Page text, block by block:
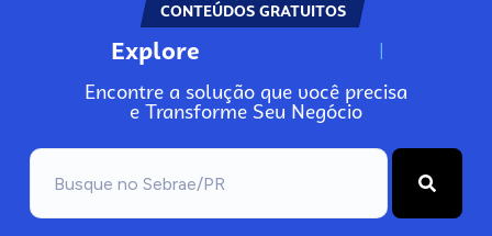
CONTEÚDOS GRATUITOS
Explore N
Encontre a solução que você precisa
e Transforme Seu Negócio